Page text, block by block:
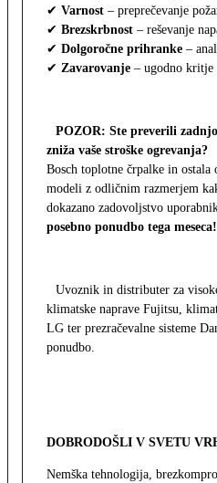
✔ Varnost – preprečevanje
✔ Brezskrbnost – reševanje
✔ Dolgoročne prihranke –
✔ Zavarovanje – ugodno kritje
POZOR: Ste preverili
zniža vaše stroške ogrevanja?
Bosch toplotne črpalke in ostala
modeli z odličnim razmerjem
dokazano zadovoljstvo
posebno ponudbo tega meseca!
Uvoznik in distributer za
klimatske naprave Fujitsu,
LG ter prezračevalne sisteme
ponudbo.
DOBRODOŠLI V SVETU
Nemška tehnologija,